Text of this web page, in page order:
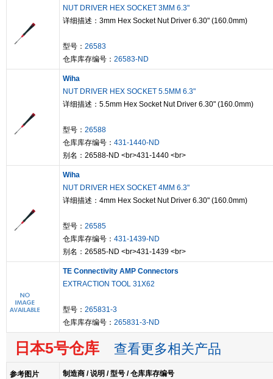
NUT DRIVER HEX SOCKET 3MM 6.3"
详细描述：3mm Hex Socket Nut Driver 6.30" (160.0mm)
型号： 26583
仓库库存编号： 26583-ND
Wiha
NUT DRIVER HEX SOCKET 5.5MM 6.3"
详细描述：5.5mm Hex Socket Nut Driver 6.30" (160.0mm)
型号： 26588
仓库库存编号： 431-1440-ND
别名：26588-ND <br>431-1440 <br>
Wiha
NUT DRIVER HEX SOCKET 4MM 6.3"
详细描述：4mm Hex Socket Nut Driver 6.30" (160.0mm)
型号： 26585
仓库库存编号： 431-1439-ND
别名：26585-ND <br>431-1439 <br>
TE Connectivity AMP Connectors
EXTRACTION TOOL 31X62
型号： 265831-3
仓库库存编号： 265831-3-ND
日本5号仓库 查看更多相关产品
参考图片 制造商 / 说明 / 型号 / 仓库库存编号